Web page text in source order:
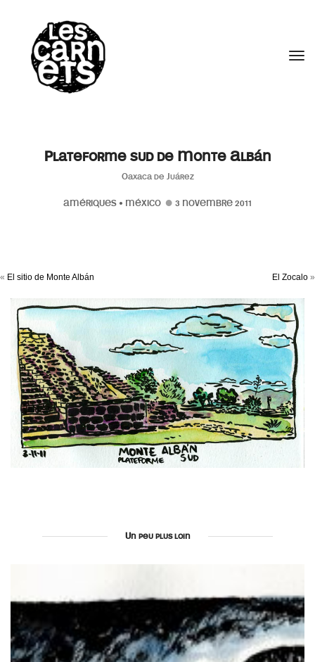
Plateforme sud de Monte Albán
Oaxaca de Juárez
AMÉRIQUES • MÉXICO 3 NOVEMBRE 2011
« El sitio de Monte Albán El Zocalo »
Un peu plus loin